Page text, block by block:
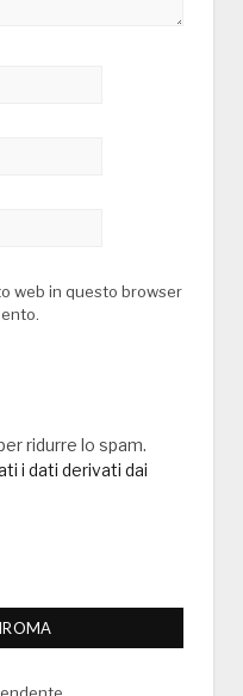
web in questo browser
ridurre lo spam.
i dati derivati dai